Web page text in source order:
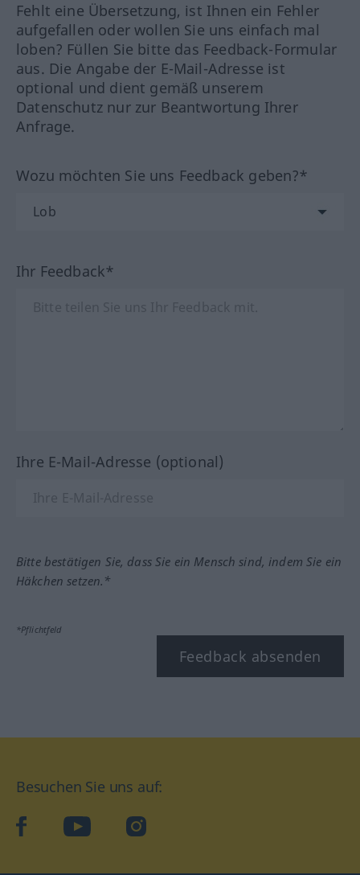
Fehlt eine Übersetzung, ist Ihnen ein Fehler
aufgefallen oder wollen Sie uns einfach mal
loben? Füllen Sie bitte das Feedback-Formular
aus. Die Angabe der E-Mail-Adresse ist
optional und dient gemäß unserem
Datenschutz nur zur Beantwortung Ihrer
Anfrage.
Wozu möchten Sie uns Feedback geben?*
Ihr Feedback*
Ihre E-Mail-Adresse (optional)
Bitte bestätigen Sie, dass Sie ein Mensch sind, indem Sie ein
Häkchen setzen.*
*Pflichtfeld
Feedback absenden
Besuchen Sie uns auf:
facebookYouTube Instagram